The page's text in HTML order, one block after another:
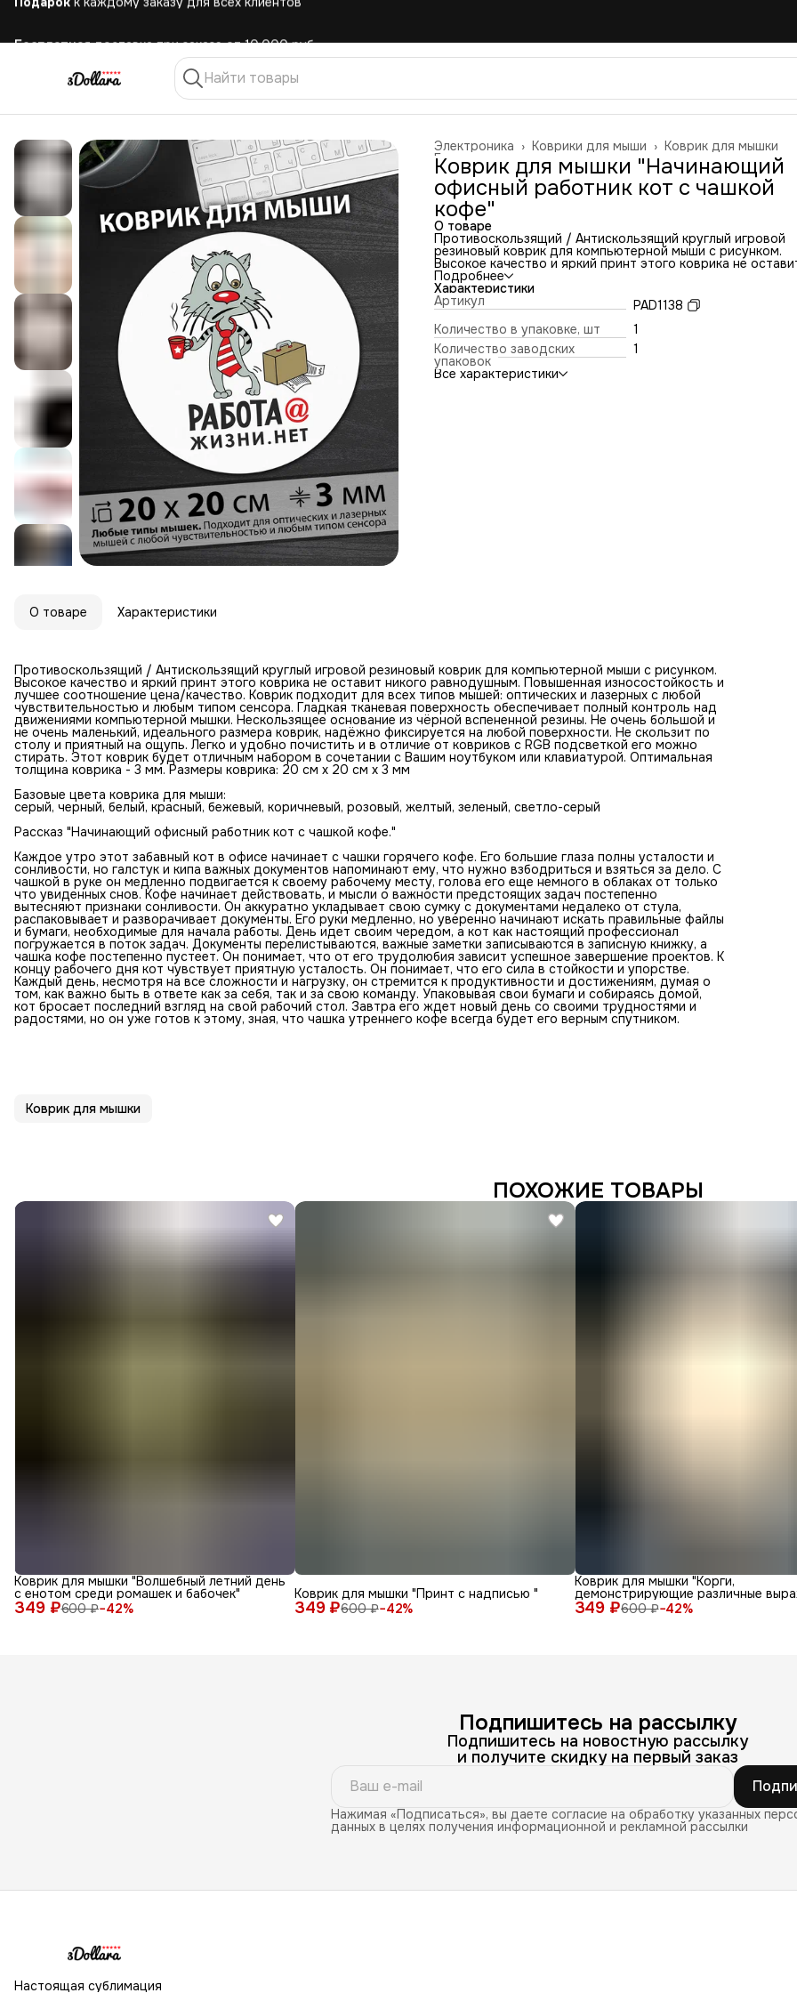
Коврик для мышки
Коврики для мыши ›
Электроника ›
Главная
Коврик для мышки "Начинающий
офисный работник кот с чашкой
кофе"
О товаре
Противоскользящий / Антискользящий круглый игровой
резиновый коврик для компьютерной мыши с рисунком.
Высокое качество и яркий принт этого коврика не
никого равнодушным. Повышенная износостойкость и
соотношение цена/качество. Коврик подходит для всех
типов мышей: оптических и лазерных с любой
чувствительностью и любым типом сенсора. Гладкая
тканевая поверхность обеспечивает полный контроль над
движениями компьютерной мышки. Нескользящее
из чёрной вспененной резины. Не очень большой и не
маленький, идеального размера коврик, надёжно
фиксируется на любой поверхности. Не скользит по столу
настоящий профессионал погружается в поток задач.
Документы перелистываются, важные заметки
в записную книжку, а чашка кофе постепенно пустеет. Он
понимает, что от его трудолюбия зависит успешное
завершение проектов. К концу рабочего дня кот чувствует
приятную усталость. Он понимает, что его сила в
упорстве. Каждый день, несмотря на все сложности и
нагрузку, он стремится к продуктивности и достижениям,
думая о том, как важно быть в ответе как за себя, так и за
его ждет новый день со своими трудностями и
он уже готов к этому, зная, что чашка утреннего кофе
Подробнее
Характеристики
Артикул
PAD1138
Количество в упаковке, шт
1
Количество заводских
упаковок
1
Все характеристики
О товаре Характеристики
Противоскользящий / Антискользящий круглый игровой резиновый коврик для компьютерной мыши с рисунком.
Высокое качество и яркий принт этого коврика не оставит никого равнодушным. Повышенная износостойкость и
лучшее соотношение цена/качество. Коврик подходит для всех типов мышей: оптических и лазерных с любой
чувствительностью и любым типом сенсора. Гладкая тканевая поверхность обеспечивает полный контроль над
движениями компьютерной мышки. Нескользящее основание из чёрной вспененной резины. Не очень большой и
не очень маленький, идеального размера коврик, надёжно фиксируется на любой поверхности. Не скользит по
столу и приятный на ощупь. Легко и удобно почистить и в отличие от ковриков с RGB подсветкой его можно
стирать. Этот коврик будет отличным набором в сочетании с Вашим ноутбуком или клавиатурой. Оптимальная
толщина коврика - 3 мм. Размеры коврика: 20 см x 20 см x 3 мм
Базовые цвета коврика для мыши:
серый, черный, белый, красный, бежевый, коричневый, розовый, желтый, зеленый, светло-серый
Рассказ "Начинающий офисный работник кот с чашкой кофе."
Каждое утро этот забавный кот в офисе начинает с чашки горячего кофе. Его большие глаза полны усталости и
сонливости, но галстук и кипа важных документов напоминают ему, что нужно взбодриться и взяться за дело. С
чашкой в руке он медленно подвигается к своему рабочему месту, голова его еще немного в облаках от только
что увиденных снов. Кофе начинает действовать, и мысли о важности предстоящих задач постепенно
вытесняют признаки сонливости. Он аккуратно укладывает свою сумку с документами недалеко от стула,
распаковывает и разворачивает документы. Его руки медленно, но уверенно начинают искать правильные файлы
и бумаги, необходимые для начала работы. День идет своим чередом, а кот как настоящий профессионал
погружается в поток задач. Документы перелистываются, важные заметки записываются в записную книжку, а
чашка кофе постепенно пустеет. Он понимает, что от его трудолюбия зависит успешное завершение проектов. К
концу рабочего дня кот чувствует приятную усталость. Он понимает, что его сила в стойкости и упорстве.
Каждый день, несмотря на все сложности и нагрузку, он стремится к продуктивности и достижениям, думая о
том, как важно быть в ответе как за себя, так и за свою команду. Упаковывая свои бумаги и собираясь домой,
кот бросает последний взгляд на свой рабочий стол. Завтра его ждет новый день со своими трудностями и
радостями, но он уже готов к этому, зная, что чашка утреннего кофе всегда будет его верным спутником.
Коврик для мышки
ПОХОЖИЕ ТОВАРЫ
349 ₽600 ₽−42%
Коврик для мышки "Волшебный летний день
с енотом среди ромашек и бабочек"
349 ₽600 ₽−42%
Коврик для мышки "Принт с надписью "
349 ₽600 ₽−42%
Коврик для мышки "Корги,
демонстрирующие различные
лица и эмоции на белом фоне"
Подпишитесь на рассылку
Подпишитесь на новостную рассылку
и получите скидку на первый заказ
Нажимая «Подписаться», вы даете согласие на обработку указанных
данных в целях получения информационной и рекламной рассылки
Настоящая сублимация